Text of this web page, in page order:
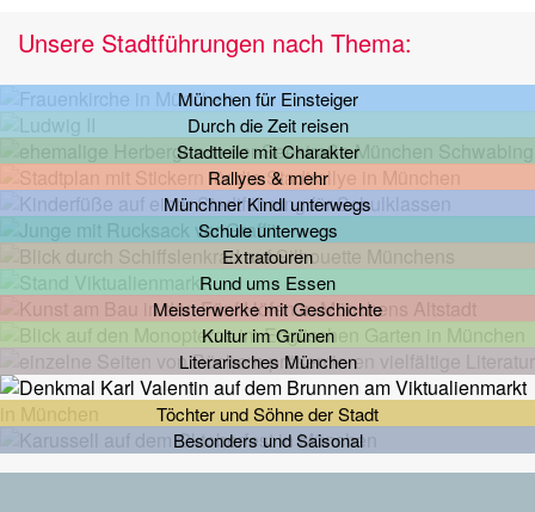
Unsere Stadtführungen nach Thema:
München für Einsteiger
Durch die Zeit reisen
Stadtteile mit Charakter
Rallyes & mehr
Münchner Kindl unterwegs
Schule unterwegs
Extratouren
Rund ums Essen
Meisterwerke mit Geschichte
Kultur im Grünen
Literarisches München
Töchter und Söhne der Stadt
Besonders und Saisonal